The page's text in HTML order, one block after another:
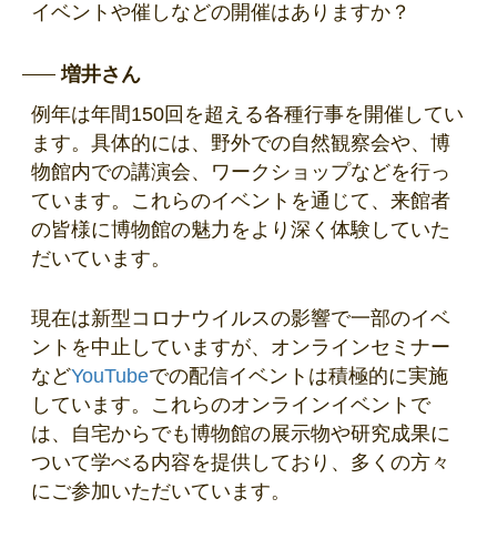
イベントや催しなどの開催はありますか？
増井さん
例年は年間150回を超える各種行事を開催してい
ます。具体的には、野外での自然観察会や、博
物館内での講演会、ワークショップなどを行っ
ています。これらのイベントを通じて、来館者
の皆様に博物館の魅力をより深く体験していた
だいています。
現在は新型コロナウイルスの影響で一部のイベ
ントを中止していますが、オンラインセミナー
などYouTubeでの配信イベントは積極的に実施
しています。これらのオンラインイベントで
は、自宅からでも博物館の展示物や研究成果に
ついて学べる内容を提供しており、多くの方々
にご参加いただいています。